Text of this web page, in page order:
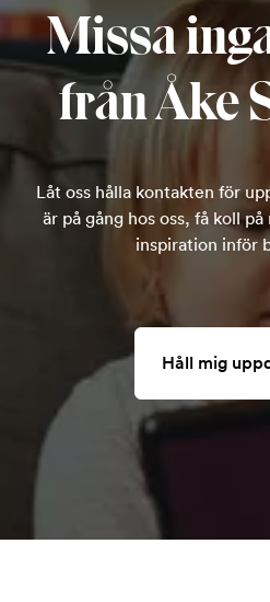
Missa
från Åke
Låt oss hålla kontakten för
är på gång hos oss, få koll
inspiration inför
Håll mig